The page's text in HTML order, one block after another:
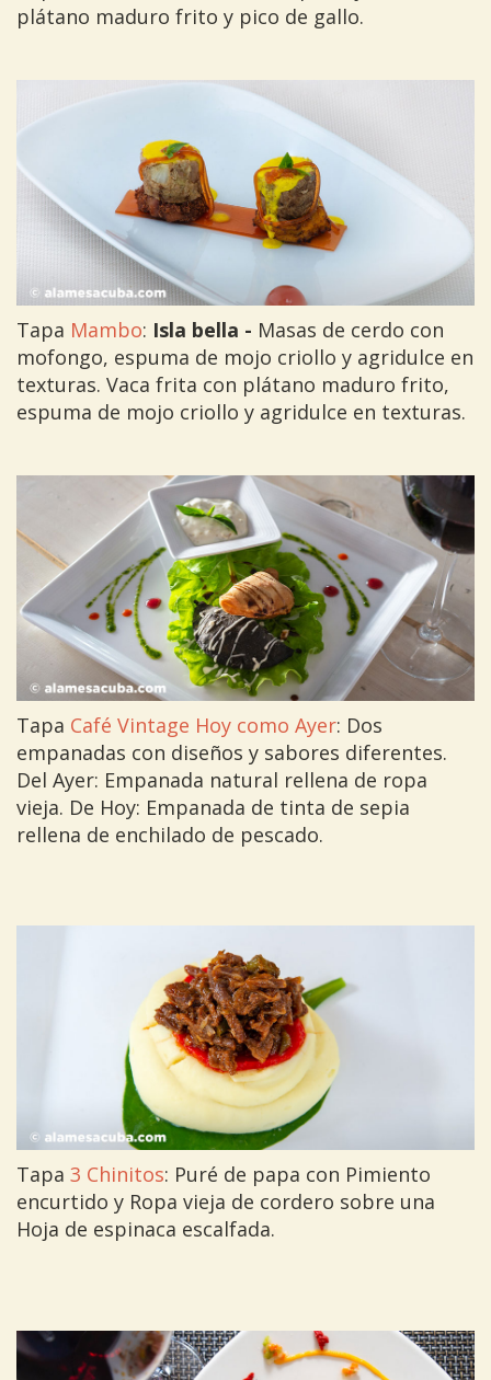
plátano maduro frito y pico de gallo.
Tapa Mambo: Isla bella - Masas de cerdo con
mofongo, espuma de mojo criollo y agridulce en
texturas. Vaca frita con plátano maduro frito,
espuma de mojo criollo y agridulce en texturas.
Tapa Café Vintage Hoy como Ayer: Dos
empanadas con diseños y sabores diferentes.
Del Ayer: Empanada natural rellena de ropa
vieja. De Hoy: Empanada de tinta de sepia
rellena de enchilado de pescado.
Tapa 3 Chinitos: Puré de papa con Pimiento
encurtido y Ropa vieja de cordero sobre una
Hoja de espinaca escalfada.